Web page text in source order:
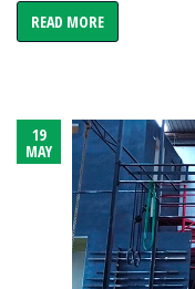
READ MORE
19
MAY